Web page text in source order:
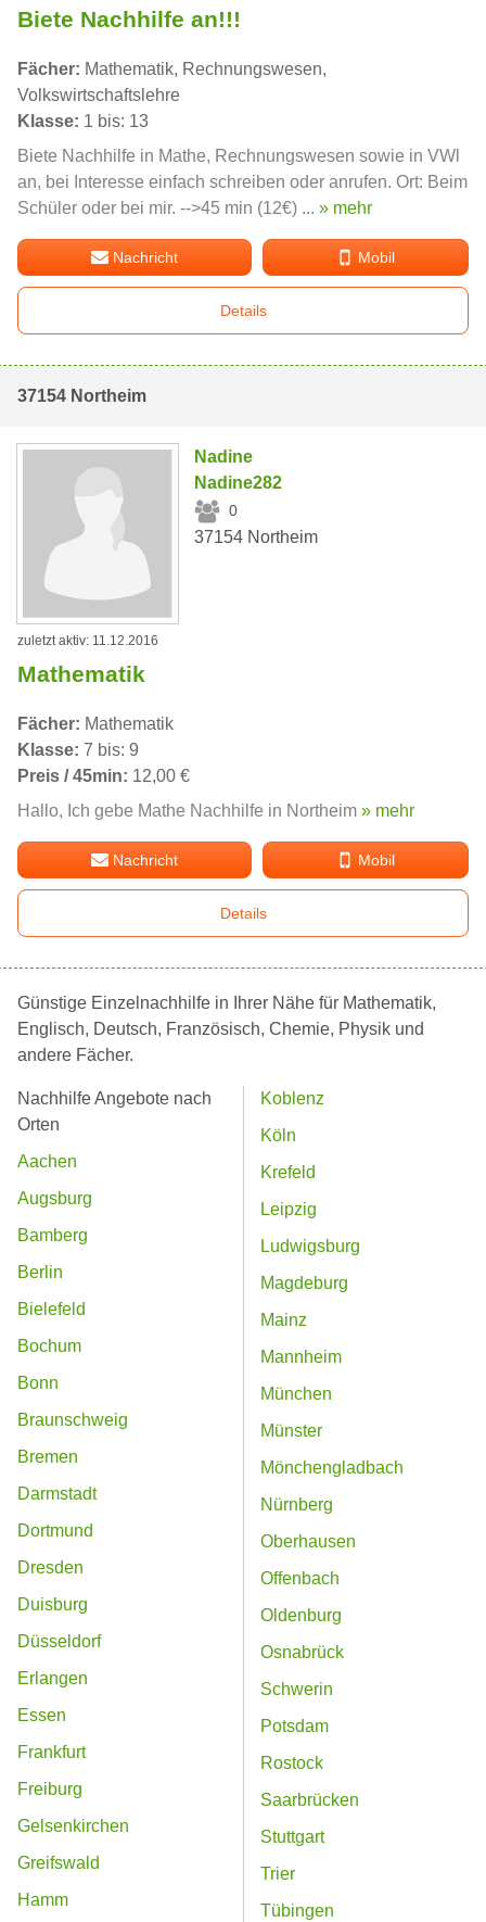
Biete Nachhilfe an!!!
Fächer: Mathematik, Rechnungswesen,
Volkswirtschaftslehre
Klasse: 1 bis: 13
Biete Nachhilfe in Mathe, Rechnungswesen sowie in VWl
an, bei Interesse einfach schreiben oder anrufen. Ort: Beim
Schüler oder bei mir. -->45 min (12€) ... » mehr
Nachricht Mobil
Details
37154 Northeim
Nadine
Nadine282
0
37154 Northeim
zuletzt aktiv: 11.12.2016
Mathematik
Fächer: Mathematik
Klasse: 7 bis: 9
Preis / 45min: 12,00 €
Hallo, Ich gebe Mathe Nachhilfe in Northeim » mehr
Nachricht Mobil
Details
Günstige Einzelnachhilfe in Ihrer Nähe für Mathematik,
Englisch, Deutsch, Französisch, Chemie, Physik und
andere Fächer.
Nachhilfe Angebote nach
Orten
Aachen
Augsburg
Bamberg
Berlin
Bielefeld
Bochum
Bonn
Braunschweig
Bremen
Darmstadt
Dortmund
Dresden
Duisburg
Düsseldorf
Erlangen
Essen
Frankfurt
Freiburg
Gelsenkirchen
Greifswald
Hamm
Koblenz
Köln
Krefeld
Leipzig
Ludwigsburg
Magdeburg
Mainz
Mannheim
München
Münster
Mönchengladbach
Nürnberg
Oberhausen
Offenbach
Oldenburg
Osnabrück
Schwerin
Potsdam
Rostock
Saarbrücken
Stuttgart
Trier
Tübingen